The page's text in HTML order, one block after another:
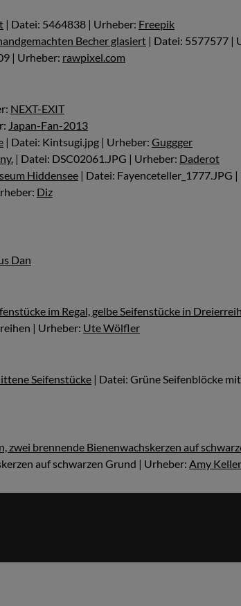
| Datei: 5464838 | Urheber: Freepik
Becher glasiert | Datei: 5577577 |
| Urheber: rawpixel.com
NEXT-EXIT
Japan-Fan-2013
| Datei: Kintsugi.jpg | Urheber: Guggger
| Datei: DSC02061.JPG | Urheber: Daderot
Hiddensee | Datei: Fayenceteller_1777.JPG
Diz
Dan
im Regal, gelbe Seifenstücke in
| Urheber: Ute Wölfler
Seifenstücke | Datei: Grüne Seifenblöcke
zwei brennende Bienenwachskerzen auf
auf schwarzen Grund | Urheber: Amy Keller